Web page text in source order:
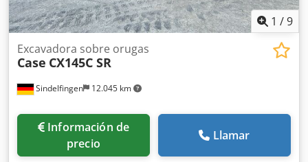
1 /9
Sindelfingen 12.045 km
Excavadora sobre orugas
Case CX145C SR
Información de
precio
Llamar